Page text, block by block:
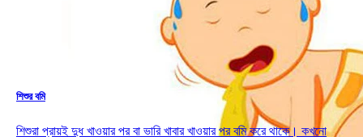
শিশুর বমি
শিশুরা প্রায়ই দুধ খাওয়ার পর বা ভারি খাবার খাওয়ার পর বমি করে থাকে। কখনো